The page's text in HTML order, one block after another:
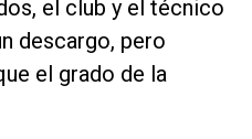
el club y el técnico
descargo, pero
el grado de la